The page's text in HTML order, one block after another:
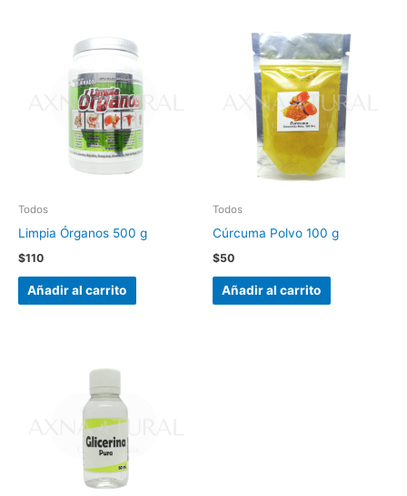
Todos
Limpia Órganos 500 g
$110
Añadir al carrito
Todos
Cúrcuma Polvo 100 g
$50
Añadir al carrito